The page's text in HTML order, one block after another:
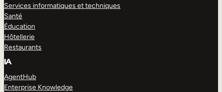
Services informatiques et techniques
Santé
Éducation
Hôtellerie
Restaurants
IA
AgentHub
Enterprise Knowledge